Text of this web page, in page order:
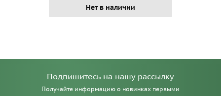
Нет в наличии
Подпишитесь на нашу рассылку
Получайте информацию о новинках первыми